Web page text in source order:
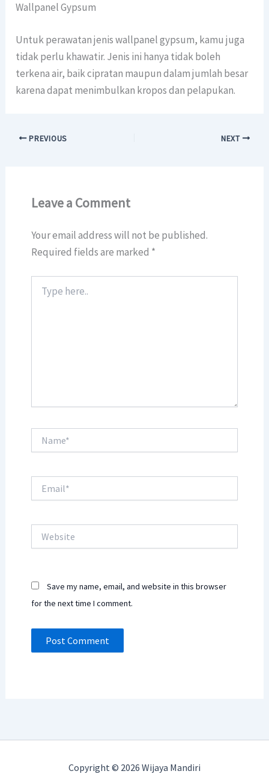
Wallpanel Gypsum
Untuk perawatan jenis wallpanel gypsum, kamu juga
tidak perlu khawatir. Jenis ini hanya tidak boleh
terkena air, baik cipratan maupun dalam jumlah besar
karena dapat menimbulkan kropos dan pelapukan.
PREVIOUS NEXT
Leave a Comment
Your email address will not be published.
Required fields are marked *
here..
Save my name, email, and website in this browser
for the next time I comment.
Copyright © 2026 Wijaya Mandiri